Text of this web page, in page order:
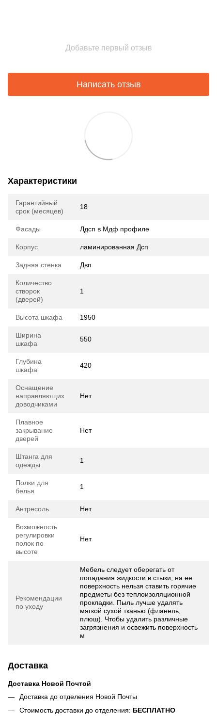
Добавьте первый отзыв
Написать отзыв
Характеристики
Гарантийный
срок (месяцев)
18
Фасады Лдсп в Мдф профиле
Корпус ламинированная Дсп
Задняя стенка Двп
Количество
створок
(дверей)
1
Высота шкафа 1950
Ширина
шкафа
550
Глубина
шкафа
420
Оснащение
направляющих
доводчиками
Нет
Плавное
закрывание
дверей
Нет
Штанга для
одежды
1
Полки для
белья
1
Антресоль Нет
Возможность
регулировки
полок по
высоте
Нет
Рекомендации
по уходу
Мебель следует оберегать от
попадания жидкости в стыки, на ее
поверхность нельзя ставить горячие
предметы без теплоизоляционной
прокладки. Пыль лучше удалять
мягкой сухой тканью (фланель,
плюш). Чтобы удалить различные
загрязнения и освежить поверхность
м
Доставка
Доставка Новой Почтой
Доставка до отделения Новой Почты
Стоимость доставки до отделения: БЕСПЛАТНО